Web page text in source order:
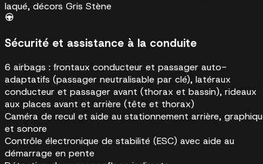
laqué, décors Gris Stène
Sécurité et assistance à la conduite
6 airbags : frontaux conducteur et passager auto-
adaptatifs (passager neutralisable par clé), latéraux
conducteur et passager avant (thorax et bassin), rideaux
aux places avant et arrière (tête et thorax)
Caméra de recul et aide au stationnement arrière,
et sonore
Contrôle électronique de stabilité (ESC) avec aide au
démarrage en pente